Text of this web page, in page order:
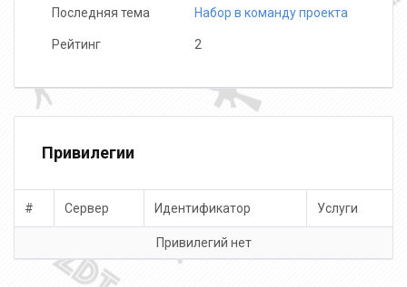
Последняя тема Набор в команду проекта
Рейтинг 2
Привилегии
# Сервер Идентификатор Услуги
Привилегий нет